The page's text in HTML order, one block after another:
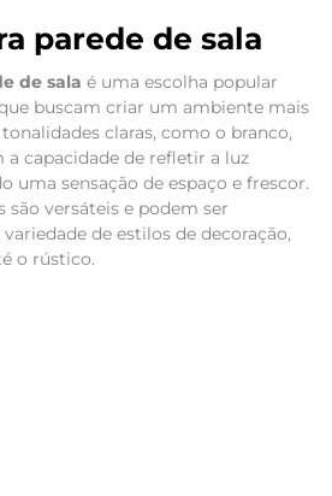
parede de sala
de sala é uma escolha popular
buscam criar um ambiente mais
claras, como o branco,
a capacidade de refletir a luz
uma sensação de espaço e frescor.
são versáteis e podem ser
de estilos de decoração,
o rústico.